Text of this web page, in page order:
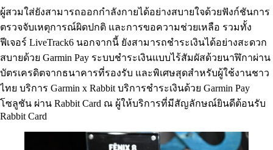
ผู้สวมใส่ยังสามารถออกกำลังกายได้อย่างสบายใจด้วยฟังก์ชันการ
ตรวจจับเหตุการณ์ผิดปกติ และการขอความช่วยเหลือ รวมทั้ง
ฟีเจอร์ LiveTrack6 นอกจากนี้ ยังสามารถชำระเงินได้อย่างสะดวก
สบายด้วย Garmin Pay ระบบชำระเงินแบบไร้สัมผัสด้วยนาฬิกาผ่าน
บัตรเครดิตจากธนาคารที่รองรับ และพิเศษสุดสำหรับผู้ใช้งานชาว
ไทย บริการ Garmin x Rabbit บริการชำระเงินด้วย Garmin Pay
โซลูชัน ผ่าน Rabbit Card ณ ผู้ให้บริการที่มีสัญลักษณ์ยินดีต้อนรับ
Rabbit Card